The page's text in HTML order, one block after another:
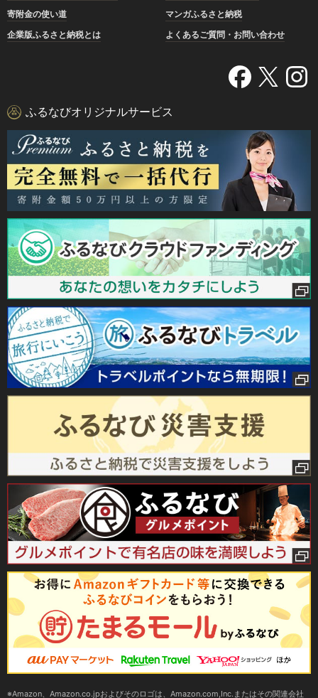
寄附金の使い道
マンガふるさと納税
企業版ふるさと納税とは
よくあるご質問・お問い合わせ
ふるなびオリジナルサービス
Amazon、Amazon.co.jpおよびそのロゴは、Amazon.com,Inc.またはその関連会社